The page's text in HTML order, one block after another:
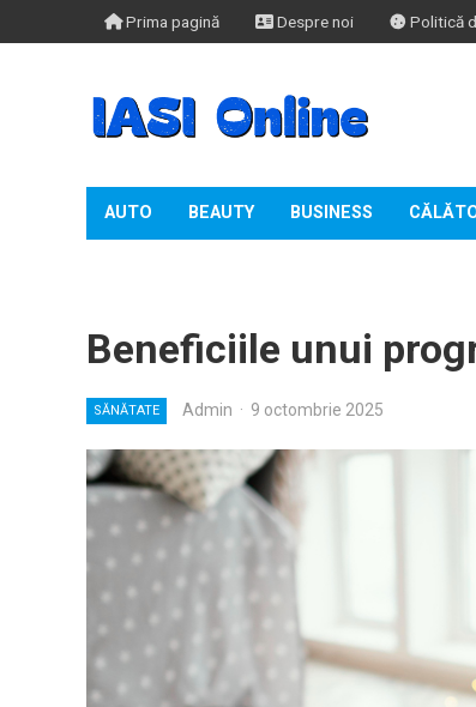
Prima pagină Despre noi Politică
AUTO BEAUTY BUSINESS
Beneficiile unui
SĂNĂTATE Admin · 9 octombrie 2025